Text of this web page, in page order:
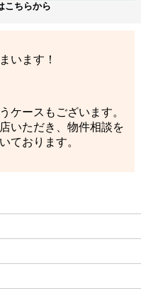
こちらから
います！
ケースもございます。
いただき、物件相談を
ております。